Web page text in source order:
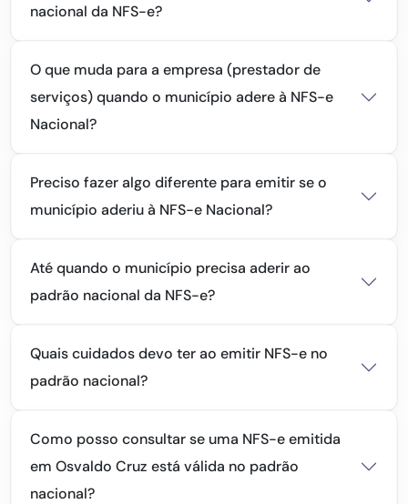
nacional da NFS-e?
O que muda para a empresa (prestador de
serviços) quando o município adere à NFS-e
Nacional?
Preciso fazer algo diferente para emitir se o
município aderiu à NFS-e Nacional?
Até quando o município precisa aderir ao
padrão nacional da NFS-e?
Quais cuidados devo ter ao emitir NFS-e no
padrão nacional?
Como posso consultar se uma NFS-e emitida
em Osvaldo Cruz está válida no padrão
nacional?